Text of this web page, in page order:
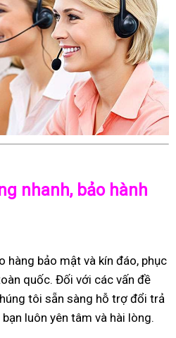
nhanh, bảo hành
hàng bảo mật và kín đáo, phục
quốc. Đối với các vấn đề
tôi sẵn sàng hỗ trợ đổi trả
luôn yên tâm và hài lòng.